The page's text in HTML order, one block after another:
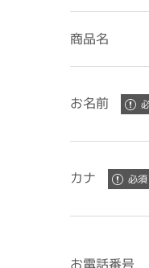
商品名
お名前
カナ
お電話番号